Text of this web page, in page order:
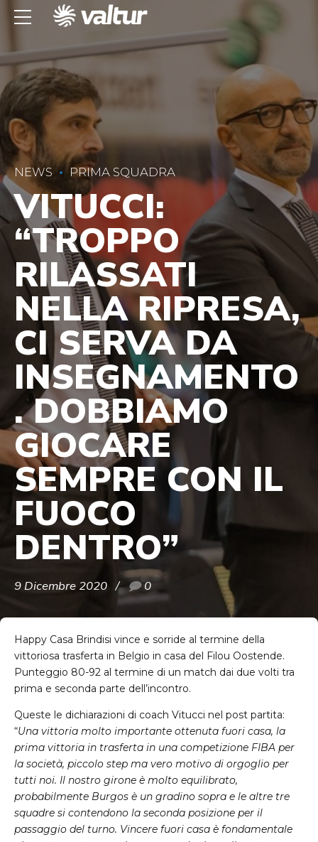
NEWS PRIMA SQUADRA
VITUCCI:
“TROPPO
RILASSATI
NELLA RIPRESA,
CI SERVA DA
INSEGNAMENTO
. DOBBIAMO
GIOCARE
SEMPRE CON IL
FUOCO
DENTRO”
9 Dicembre 2020 0
Happy Casa Brindisi vince e sorride al termine della
vittoriosa trasferta in Belgio in casa del Filou Oostende.
Punteggio 80-92 al termine di un match dai due volti tra
prima e seconda parte dell’incontro.
Queste le dichiarazioni di coach Vitucci nel post partita:
“Una vittoria molto importante ottenuta fuori casa, la
prima vittoria in trasferta in una competizione FIBA per
la società, piccolo step ma vero motivo di orgoglio per
tutti noi. Il nostro girone è molto equilibrato,
probabilmente Burgos è un gradino sopra e le altre tre
squadre si contendono la seconda posizione per il
passaggio del turno. Vincere fuori casa è fondamentale